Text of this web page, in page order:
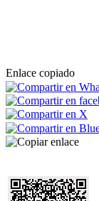
Enlace copiado